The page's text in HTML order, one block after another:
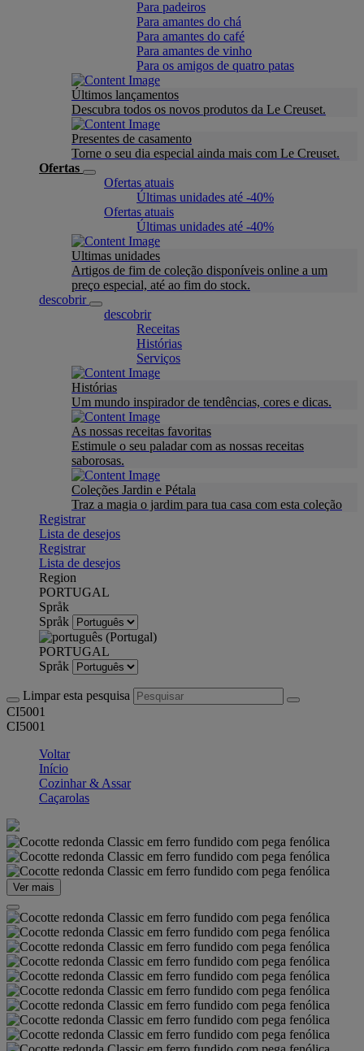
Para padeiros
Para amantes do chá
Para amantes do café
Para amantes de vinho
Para os amigos de quatro patas
Últimos lançamentos
Descubra todos os novos produtos da Le Creuset.
Presentes de casamento
Torne o seu dia especial ainda mais com Le Creuset.
Ofertas
Ofertas atuais
Últimas unidades até -40%
Ofertas atuais
Últimas unidades até -40%
Ultimas unidades
Artigos de fim de coleção disponíveis online a um
preço especial, até ao fim do stock.
descobrir
descobrir
Receitas
Histórias
Serviços
Histórias
Um mundo inspirador de tendências, cores e dicas.
As nossas receitas favoritas
Estimule o seu paladar com as nossas receitas
saborosas.
Coleções Jardin e Pétala
Traz a magia o jardim para tua casa com esta coleção
Registrar
Lista de desejos
Registrar
Lista de desejos
Region
PORTUGAL
Språk
Språk
PORTUGAL
Språk
Limpar esta pesquisa
CI5001
CI5001
Voltar
Início
Cozinhar & Assar
Caçarolas
Ver mais